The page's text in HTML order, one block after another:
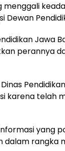
menggali
Jawa
perannya
karena telah
yang
dalam rangka